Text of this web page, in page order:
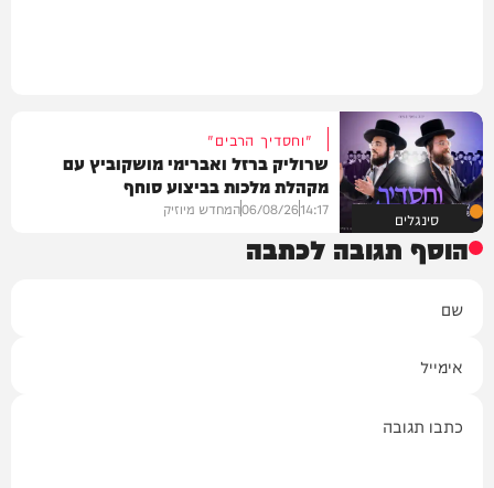
סינגלים
"וחסדיך הרבים"
שרוליק ברזל ואברימי מושקוביץ עם
מקהלת מלכות בביצוע סוחף
14:17
06/08/26המחדש מיוזיק
הוסף תגובה לכתבה